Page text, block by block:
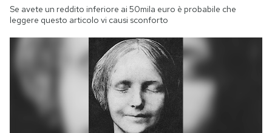
Se avete un reddito inferiore ai 50mila euro è probabile che
leggere questo articolo vi causi sconforto